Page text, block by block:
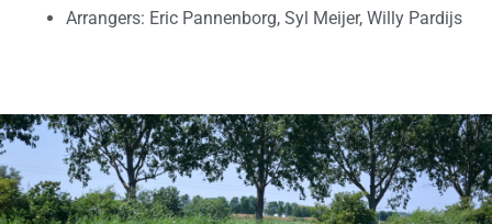
Arrangers: Eric Pannenborg, Syl Meijer, Willy Pardijs